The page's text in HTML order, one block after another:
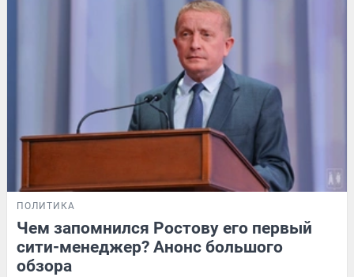
ПОЛИТИКА
Чем запомнился Ростову его первый
сити-менеджер? Анонс большого
обзора